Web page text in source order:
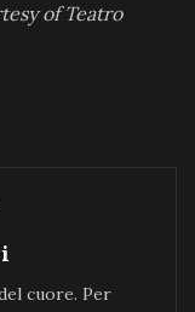
of Teatro
cuore. Per